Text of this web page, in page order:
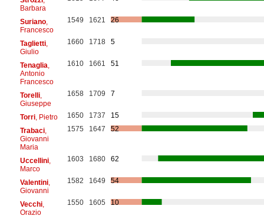
Barbara
Suriano,
Francesco
1549 1621 26
Taglietti,
Giulio
1660 1718 5
Tenaglia
Antonio
Francesco
1610 1661 51
Torelli,
Giuseppe
1658 1709 7
Torri, Pietro 1650 1737
15
Trabaci,
Giovanni
Maria
1575 1647 52
Uccellini,
Marco
1603 1680 62
Valentini,
Giovanni
1582 1649 54
Vecchi,
Orazio
1550 1605 10